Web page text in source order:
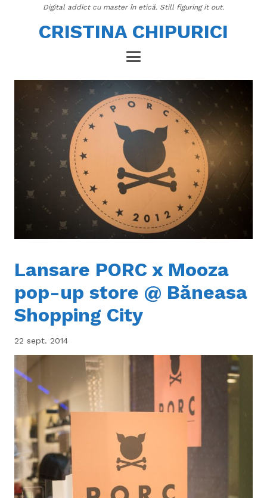
Digital addict cu master în etică. Still figuring it out.
CRISTINA CHIPURICI
Lansare PORC x Mooza
pop-up store @ Băneasa
Shopping City
22 sept. 2014